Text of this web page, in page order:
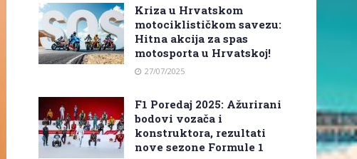
Kriza u Hrvatskom
motociklističkom savezu:
Hitna akcija za spas
motosporta u Hrvatskoj!
27/07/2025
F1 Poredaj 2025: Ažurirani
bodovi vozača i
konstruktora, rezultati
nove sezone Formule 1